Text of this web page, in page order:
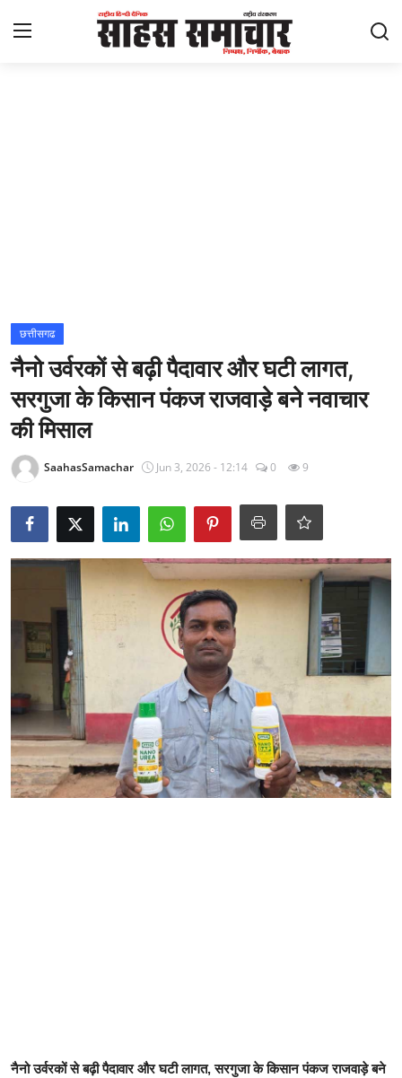
राज्य
अंतराष्ट्रीय
राजनीति
खेल
Epaper
धर्म
लाइफस्टाइल
टेक
छत्तीसगढ
नैनो उर्वरकों से बढ़ी पैदावार और घटी लागत,
सरगुजा के किसान पंकज राजवाड़े बने नवाचार
की मिसाल
SaahasSamachar Jun 3, 2026 - 12:14 0 9
नैनो उर्वरकों से बढ़ी पैदावार और घटी लागत, सरगुजा के किसान पंकज राजवाड़े बने